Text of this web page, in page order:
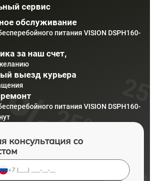
сервис
обслуживание
питания VISION DSPH160-
за наш счет,
выезд курьера
питания VISION DSPH160-
консультация со